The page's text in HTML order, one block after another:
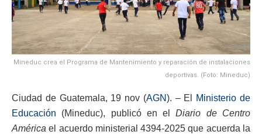
Mineduc crea el Programa de Mantenimiento y reparación de instalaciones
deportivas. (Foto: Mineduc)
Ciudad de Guatemala, 19 nov (AGN). – El
Ministerio de
Educación (Mineduc), publicó en elDiario de Centro
América el acuerdo ministerial 4394-2025 que acuerda la